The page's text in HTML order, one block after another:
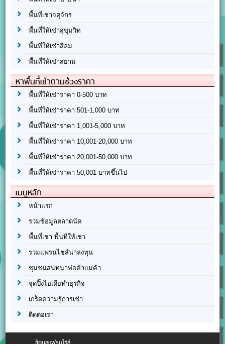
พื้นที่เช่าจตุจักร
พื้นที่ให้เช่าสุขุมวิท
พื้นที่ให้เช่าสีลม
พื้นที่ให้เช่าสยาม
หาพื้นที่เช่าตามช่วงราคา
พื้นที่ให้เช่าราคา 0-500 บาท
พื้นที่ให้เช่าราคา 501-1,000 บาท
พื้นที่ให้เช่าราคา 1,001-5,000 บาท
พื้นที่ให้เช่าราคา 10,001-20,000 บาท
พื้นที่ให้เช่าราคา 20,001-50,000 บาท
พื้นที่ให้เช่าราคา 50,001 บาทขึ้นไป
เมนูหลัก
หน้าแรก
รวมข้อมูลตลาดนัด
พื้นที่เช่า พื้นที่ให้เช่า
รวมแฟรนไชส์น่าลงทุน
ชุมชนสนทนาพ่อค้าแม่ค้า
จุดปิ๊งไอเดียทำธุรกิจ
เกร็ดความรู้การเช่า
ติดต่อเรา